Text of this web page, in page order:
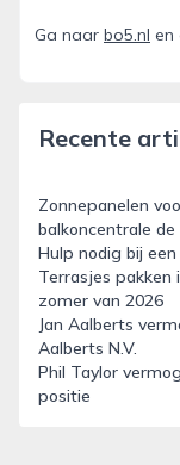
Ga naar bo5.nl en
Recente
Zonnepanelen
balkoncentrale
Hulp nodig bij
Terrasjes pakken
zomer van 2026
Jan Aalberts
Aalberts N.V.
Phil Taylor
positie